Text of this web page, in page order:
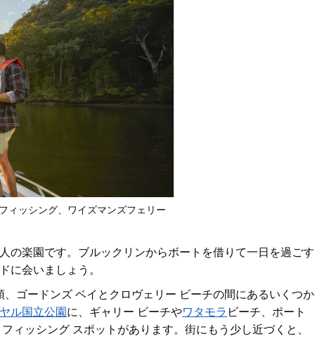
フィッシング、ワイズマンズフェリー
の楽園です。ブルックリンからボートを借りて一日を過ごす
に会いましょう。
、ゴードンズ ベイとクロヴェリー ビーチの間にあるいくつか
ル国立公園 に、ギャリー ビーチやワタモラ ビーチ、ポート
ィッシング スポットがあります。街にもう少し近づくと、